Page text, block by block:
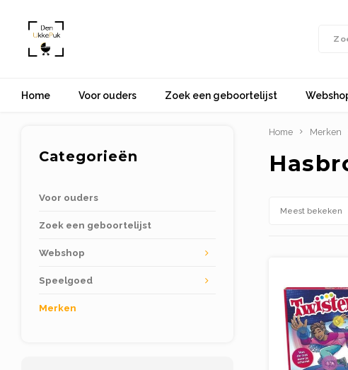
Home Voor ouders Zoek een geboortelijst
Categorieën
Voor ouders
Zoek een geboortelijst
Webshop
Speelgoed
Merken
Home Merken
Meest bekeken